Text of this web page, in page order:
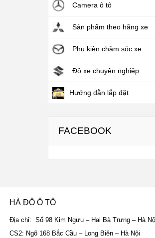
Camera ô tô
Sản phẩm theo hãng xe
Phụ kiện chăm sóc xe
Độ xe chuyên nghiệp
Hướng dẫn lắp đặt
FACEBOOK
HÀ ĐÔ Ô TÔ
Địa chỉ: Số 98 Kim Ngưu – Hai Bà Trưng – Hà
CS2: Ngõ 168 Bắc Cầu – Long Biên – Hà Nội